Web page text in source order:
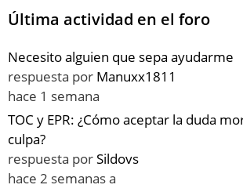
Última actividad en el foro
Necesito alguien que sepa ayudarme
respuesta por Manuxx1811
hace 1 semana
TOC y EPR: ¿Cómo aceptar la duda
culpa?
respuesta porSildovs
hace 2 semanas a